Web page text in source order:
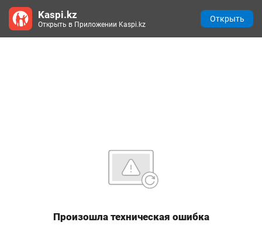
Произошла техническая ошибка
Kaspi.kz
Открыть в Приложении Kaspi.kz
Открыть